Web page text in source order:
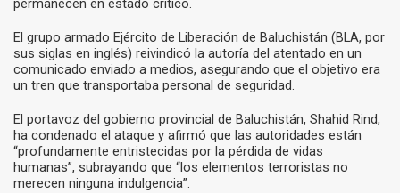
permanecen en estado crítico.
El grupo armado Ejército de Liberación de Baluchistán (BLA, por
sus siglas en inglés) reivindicó la autoría del atentado en un
comunicado enviado a medios, asegurando que el objetivo era
un tren que transportaba personal de seguridad.
El portavoz del gobierno provincial de Baluchistán, Shahid Rind,
ha condenado el ataque y afirmó que las autoridades están
“profundamente entristecidas por la pérdida de vidas
humanas”, subrayando que “los elementos terroristas no
merecen ninguna indulgencia”.